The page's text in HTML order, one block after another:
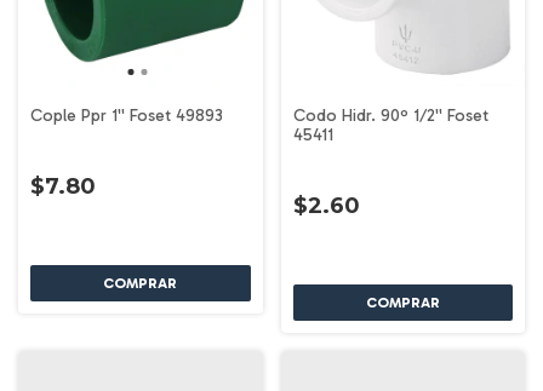
Cople Ppr 1'' Foset 49893
$7.80
Codo Hidr. 90º 1/2'' Foset
45411
$2.60